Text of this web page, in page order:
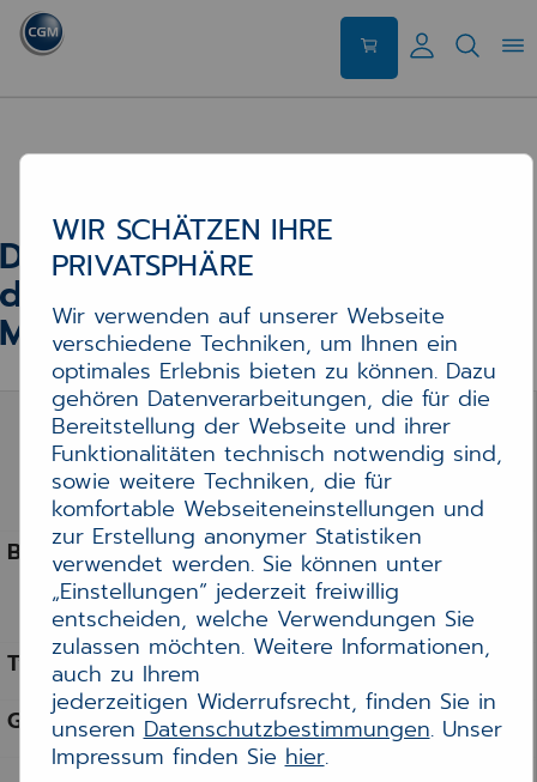
für das
Datenschutzinformationen für
das Produkt CGM TI-
Messenger
Datenschutzerklärung CGM TI-
Messenger
194 KB
WIR SCHÄTZEN IHRE
PRIVATSPHÄRE
Wir verwenden auf unserer Webseite
verschiedene Techniken, um Ihnen ein
optimales Erlebnis bieten zu können. Dazu
gehören Datenverarbeitungen, die für die
Bereitstellung der Webseite und ihrer
Funktionalitäten technisch notwendig sind,
sowie weitere Techniken, die für
komfortable Webseiteneinstellungen und
zur Erstellung anonymer Statistiken
verwendet werden. Sie können unter
„Einstellungen“ jederzeit freiwillig
entscheiden, welche Verwendungen Sie
zulassen möchten. Weitere Informationen,
auch zu Ihrem
jederzeitigen Widerrufsrecht, finden Sie in
unserenDatenschutzbestimmungen. Unser
Impressum finden Siehier.